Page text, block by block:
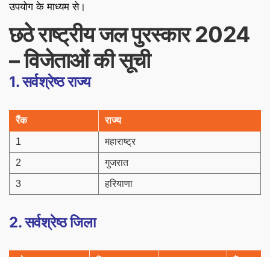
उपयोग के माध्यम से।
छठे राष्ट्रीय जल पुरस्कार 2024
– विजेताओं की सूची
1. सर्वश्रेष्ठ राज्य
रैंक राज्य
1 महाराष्ट्र
2 गुजरात
3 हरियाणा
2. सर्वश्रेष्ठ जिला